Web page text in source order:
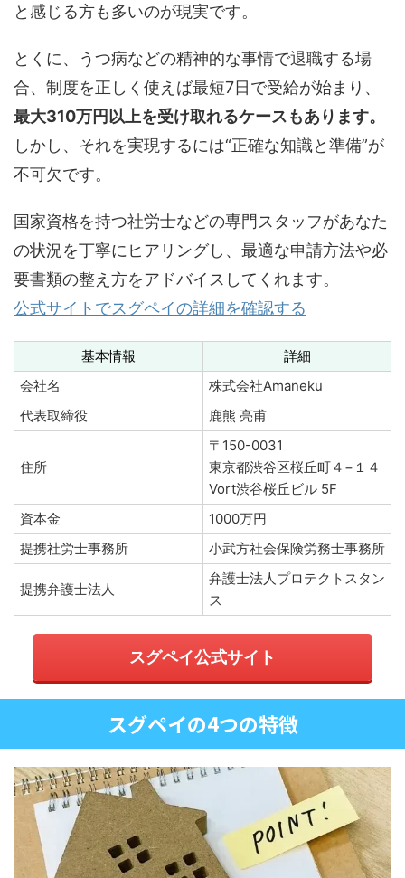
と感じる方も多いのが現実です。
とくに、うつ病などの精神的な事情で退職する場
合、制度を正しく使えば最短7日で受給が始まり、
最大310万円以上を受け取れるケースもあります。
しかし、それを実現するには“正確な知識と準備”が
不可欠です。
国家資格を持つ社労士などの専門スタッフがあなた
の状況を丁寧にヒアリングし、最適な申請方法や必
要書類の整え方をアドバイスしてくれます。
公式サイトでスグペイの詳細を確認する
基本情報
詳細
会社名
株式会社Amaneku
代表取締役
鹿熊 亮甫
住所
〒150-0031
東京都渋谷区桜丘町４−１４
Vort渋谷桜丘ビル 5F
資本金
1000万円
提携社労士事務所
小武方社会保険労務士事務所
提携弁護士法人
弁護士法人プロテクトスタン
ス
スグペイ公式サイト
スグペイの4つの特徴